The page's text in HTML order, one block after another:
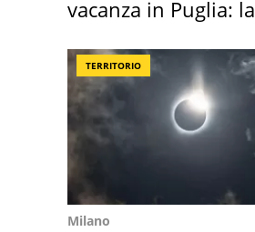
vacanza in Puglia: la
TERRITORIO
Milano